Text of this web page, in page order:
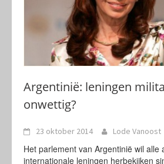
Argentinië: leningen
onwettig?
23 oktober 2014 Lode Vanoost
Het parlement van Argentinië wil alle
internationale leningen herbekijken